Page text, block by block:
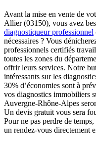
Avant la mise en vente de
Allier (03150), vous avez
diagnostiqueur professionnel
nécessaires ? Vous
professionnels certifiés
toutes les zones du
offrir leurs services. Notre
intéressants sur les
30% d’économies sont à
vos diagnostics immobiliers
Auvergne-Rhône-Alpes
Un devis gratuit vous sera
Pour ne pas perdre de
un rendez-vous directement